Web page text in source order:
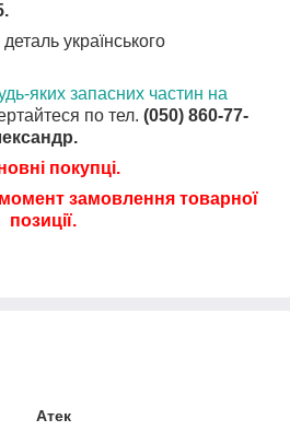
українського
яких запасних частин на
по тел. (050) 860-77-
покупці.
замовлення товарної
позиції.
Атек